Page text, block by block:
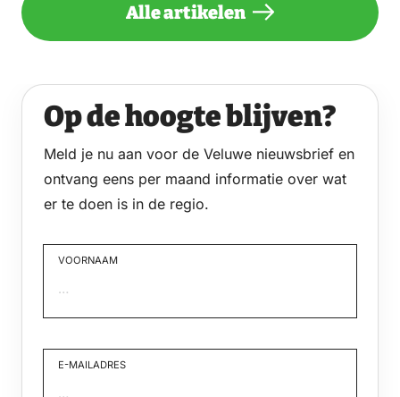
Alle artikelen
Op de hoogte blijven?
Meld je nu aan voor de Veluwe nieuwsbrief en
ontvang eens per maand informatie over wat
er te doen is in de regio.
VOORNAAM
E-MAILADRES